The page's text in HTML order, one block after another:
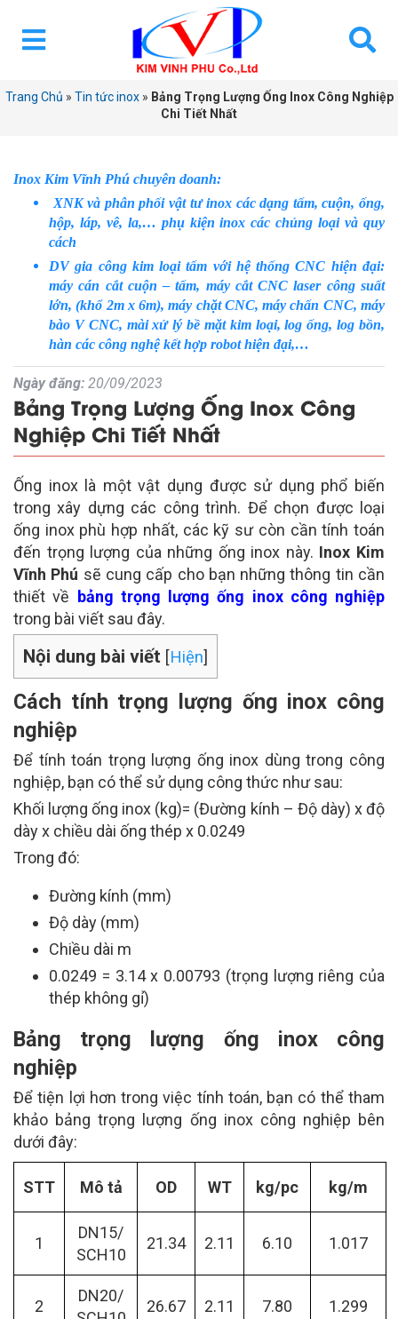
Trang Chủ » Tin tức inox» Bảng Trọng Lượng Ống Inox Công Nghiệp
Chi Tiết Nhất
Inox Kim Vĩnh Phú chuyên doanh:
XNK và phân phối vật tư inox các dạng tấm, cuộn, ống,
hộp, láp, vê, la,… phụ kiện inox các chủng loại và quy
cách
DV gia công kim loại tấm với hệ thống CNC hiện đại:
máy cán cắt cuộn – tấm, máy cắt CNC laser công suất
lớn, (khổ 2m x 6m), máy chặt CNC, máy chấn CNC, máy
bào V CNC, mài xử lý bề mặt kim loại, log ống, log bồn,
hàn các công nghệ kết hợp robot hiện đại,…
Ngày đăng: 20/09/2023
Bảng Trọng Lượng Ống Inox Công
Nghiệp Chi Tiết Nhất
Ống inox là một vật dụng được sử dụng phổ biến
trong xây dựng các công trình. Để chọn được loại
ống inox phù hợp nhất, các kỹ sư còn cần tính toán
đến trọng lượng của những ống inox này. Inox Kim
Vĩnh Phú sẽ cung cấp cho bạn những thông tin cần
thiết về
bảng trọng lượng ống inox công nghiệp
trong bài viết sau đây.
Nội dung bài viết [Hiện]
Cách tính trọng lượng ống inox công
nghiệp
Để tính toán trọng lượng ống inox dùng trong công
nghiệp, bạn có thể sử dụng công thức như sau:
Khối lượng ống inox (kg)= (Đường kính – Độ dày) x độ
dày x chiều dài ống thép x 0.0249
Trong đó:
Đường kính (mm)
Độ dày (mm)
Chiều dài m
0.0249 = 3.14 x 0.00793 (trọng lượng riêng của
thép không gỉ)
Bảng trọng lượng ống inox công
nghiệp
Để tiện lợi hơn trong việc tính toán, bạn có thể tham
khảo bảng trọng lượng ống inox công nghiệp bên
dưới đây:
STT Mô tả OD WT kg/pc kg/m
1
DN15/
SCH10
21.34 2.11 6.10 1.017
2
DN20/
26.67 2.11 7.80 1.299